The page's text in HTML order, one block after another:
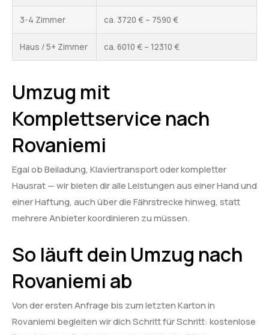
3-4 Zimmer ca. 3720 € – 7590 €
Haus / 5+ Zimmer ca. 6010 € – 12310 €
Umzug mit
Komplettservice nach
Rovaniemi
Egal ob Beiladung, Klaviertransport oder kompletter
Hausrat — wir bieten dir alle Leistungen aus einer Hand und
einer Haftung, auch über die Fährstrecke hinweg, statt
mehrere Anbieter koordinieren zu müssen.
So läuft dein Umzug nach
Rovaniemi ab
Von der ersten Anfrage bis zum letzten Karton in
Rovaniemi begleiten wir dich Schritt für Schritt: kostenlose